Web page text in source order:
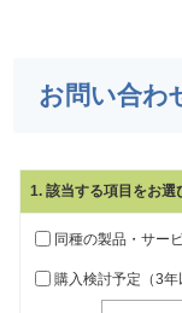
お問い合わ
1. 該当する項目をお選
同種の製品・サー
購入検討予定（3年